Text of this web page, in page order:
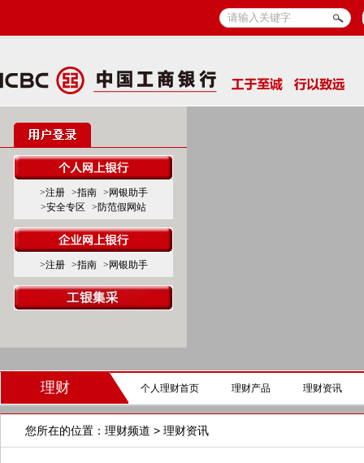
>注册 >指南
>网银助手
>安全专区
>防范假网站
>注册 >指南 >网银助手
理财 个人理财首页 理财产品 理财资讯
您所在的位置： 理财频道 > 理财资讯